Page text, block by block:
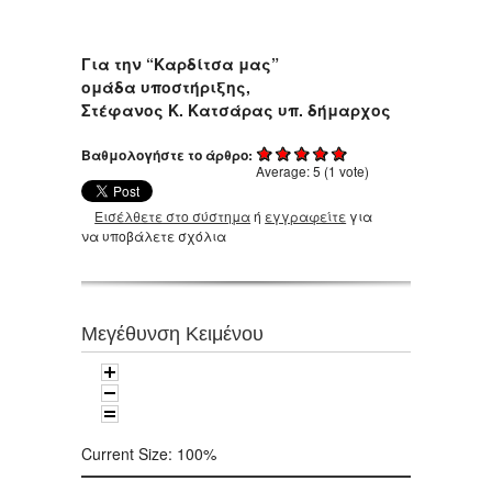
Για την “Καρδίτσα μας”
ομάδα υποστήριξης,
Στέφανος Κ. Κατσάρας υπ. δήμαρχος
Βαθμολογήστε το άρθρο:
Average:5 (1 vote)
Εισέλθετε στο σύστημαή εγγραφείτε για
να υποβάλετε σχόλια
Μεγέθυνση Κειμένου
Current Size: 100%